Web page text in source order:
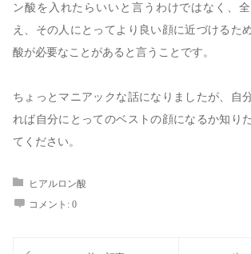
ン酸を入れたらいいと言うわけではなく、
え、その人にとってより良い顔に近づけるた
酸が必要なことがあると言うことです。
ちょっとマニアックな話になりましたが、自
れば自分にとってのベストの顔になるか知り
てください。
ヒアルロン酸
コメント: 0